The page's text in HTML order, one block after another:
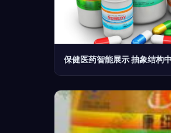
保健医药智能展示 抽象结构